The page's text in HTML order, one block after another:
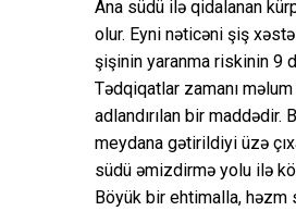
Ana südü ilə qidalanan
olur. Eyni nəticəni şiş
şişinin yaranma riskinin 9
Tədqiqatlar zamanı
adlandırılan bir
meydana gətirildiyi üzə
südü əmizdirmə yolu ilə
Böyük bir ehtimalla,